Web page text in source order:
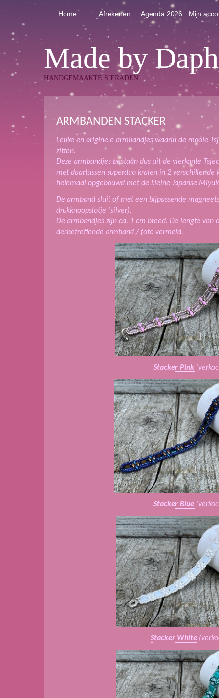
Home Afrekenen Agenda 2026 Mijn
Made by
HANDGEMAAKTE SIERADEN
ARMBANDEN STACKER
Leuke en originele armbandjes waarin de mooie
zitten.
Deze armbandjes bestaan dus uit de vierkante
met daartussen superduo kralen in 2 verschillende
helemaal opgebouwd met de kleine Japanse
De armband sluit of met een bijpassende
drukknoopslotje (silver).
De armbandjes zijn ca. 1 cm breed. De lengte van
desbetreffende armband / foto vermeld.
Stacker Pink
Stacker Blue
Stacker White